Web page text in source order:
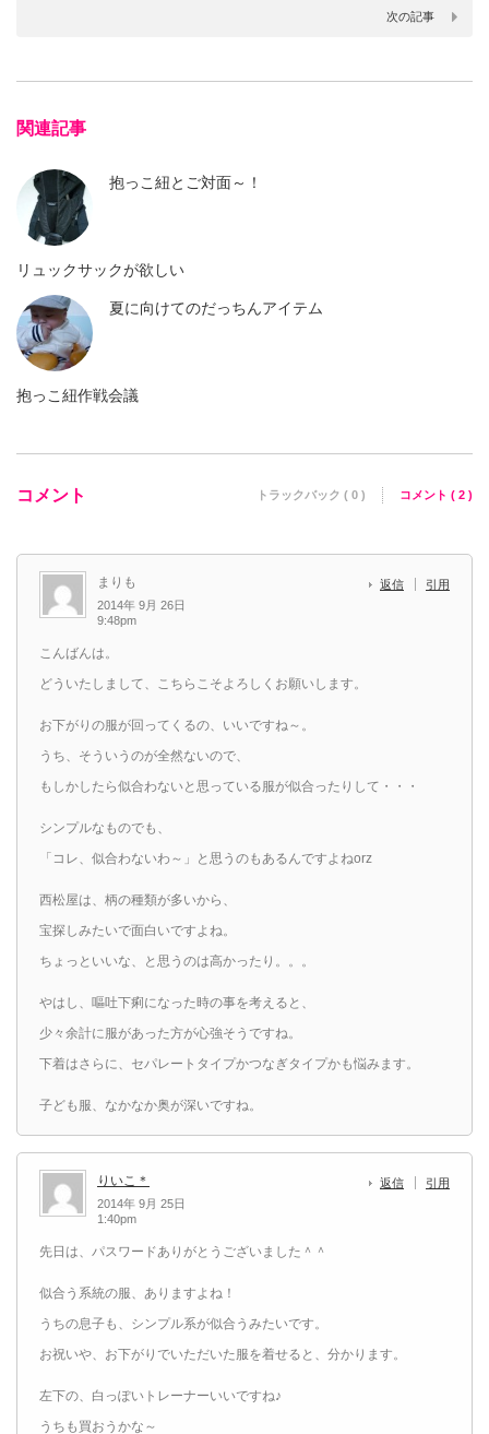
次の記事
関連記事
抱っこ紐とご対面～！
リュックサックが欲しい
夏に向けてのだっちんアイテム
抱っこ紐作戦会議
コメント トラックバック ( 0 ) コメント ( 2 )
まりも
2014年 9月 26日
9:48pm
返信 引用
こんばんは。
どういたしまして、こちらこそよろしくお願いします。
お下がりの服が回ってくるの、いいですね～。
うち、そういうのが全然ないので、
もしかしたら似合わないと思っている服が似合ったりして・・・
シンプルなものでも、
「コレ、似合わないわ～」と思うのもあるんですよねorz
西松屋は、柄の種類が多いから、
宝探しみたいで面白いですよね。
ちょっといいな、と思うのは高かったり。。。
やはし、嘔吐下痢になった時の事を考えると、
少々余計に服があった方が心強そうですね。
下着はさらに、セパレートタイプかつなぎタイプかも悩みます。
子ども服、なかなか奥が深いですね。
りいこ＊
2014年 9月 25日
1:40pm
返信 引用
先日は、パスワードありがとうございました＾＾
似合う系統の服、ありますよね！
うちの息子も、シンプル系が似合うみたいです。
お祝いや、お下がりでいただいた服を着せると、分かります。
左下の、白っぽいトレーナーいいですね♪
うちも買おうかな～